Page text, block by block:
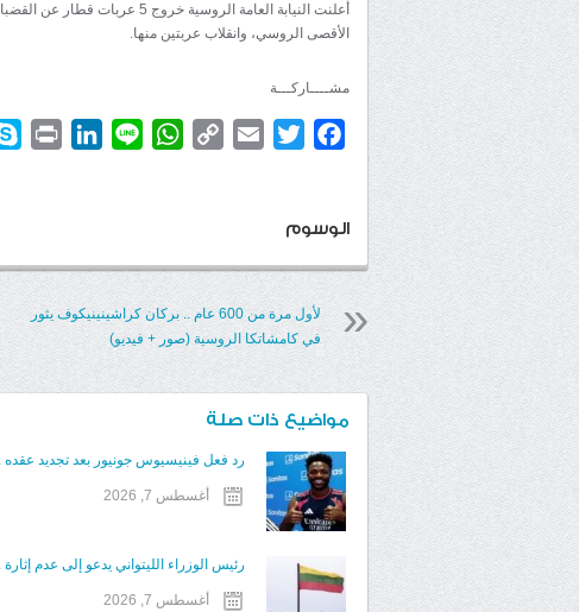
أعلنت النيابة العامة
الأقصى الروسي، وانقلاب عربتين منها.
مشــــاركـــة
Facebook
Twitter
Email
Copy
WhatsApp
Line
LinkedIn
الوسوم
لأول مرة من 600 عام .. بركان كراشينينيكوف يثور
في كامشاتكا الروسية (صور + فيديو)
مواضيع ذات صلة
رد فعل فينيسيوس جونيور بعد تجديد عقده
أغسطس 7, 2026
رئيس الوزراء الليتواني يدعو إلى عدم إثارة
أغسطس 7, 2026